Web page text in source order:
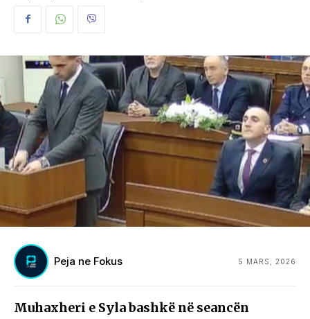
Peja ne Fokus 5 MARS, 2026
Muhaxheri e Syla bashkë në seancën